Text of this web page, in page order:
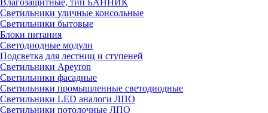
Влагозащитные, тип БАННИК
Светильники уличные консольные
Светильники бытовые
Блоки питания
Светодиодные модули
Подсветка для лестниц и ступеней
Светильники Apeyron
Светильники фасадные
Светильники промышленные светодиодные
Светильники LED аналоги ЛПО
Светильники потолочные ЛПО